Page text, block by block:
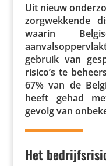
Uit nieuw
zorg­wek­kende
waarin
gebruik van
risico’s te
67% van de
heeft gehad
gevolg van
Het